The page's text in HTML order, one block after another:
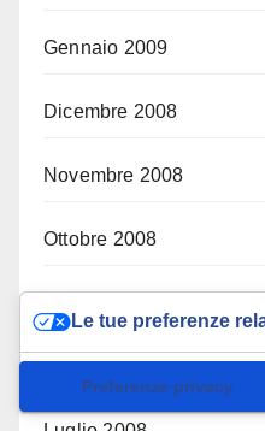
Gennaio 2009
Dicembre 2008
Novembre 2008
Ottobre 2008
Agosto 2008
Le tue preferenze
Informativa sulla raccolta